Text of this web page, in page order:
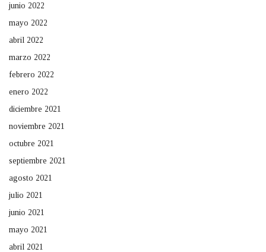
junio 2022
mayo 2022
abril 2022
marzo 2022
febrero 2022
enero 2022
diciembre 2021
noviembre 2021
octubre 2021
septiembre 2021
agosto 2021
julio 2021
junio 2021
mayo 2021
abril 2021